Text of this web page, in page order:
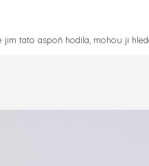
tato aspoň hodila, mohou ji